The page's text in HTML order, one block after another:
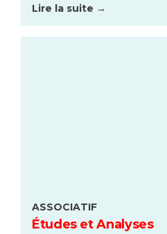
Lire la suite →
ASSOCIATIF
Études et Analyses